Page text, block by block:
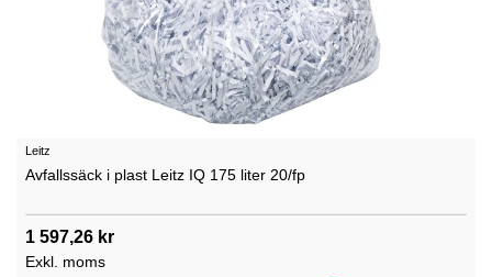
Leitz
Avfallssäck i plast Leitz IQ 175 liter 20/fp
1 597,26 kr
Exkl. moms